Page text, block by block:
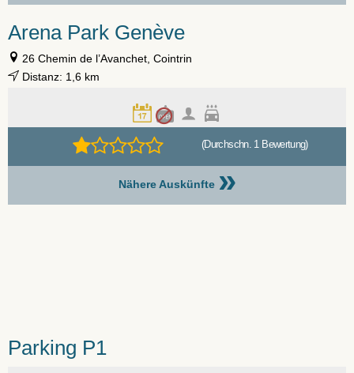
Arena Park Genève
26 Chemin de l’Avanchet, Cointrin
Distanz: 1,6 km
(Durchschn. 1 Bewertung)
Nähere Auskünfte »
Parking P1